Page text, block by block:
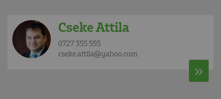
Cseke Attila
0727 355 555
cseke.attila@yahoo.com